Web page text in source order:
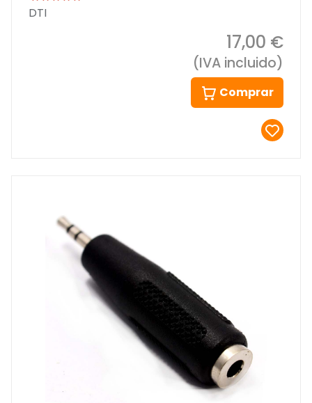
DTI
17,00 €
(IVA incluido)
Comprar